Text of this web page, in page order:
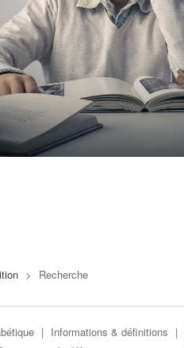
> Recherche
| Informations & définitions |